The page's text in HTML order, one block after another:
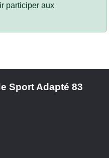
participer aux
Sport Adapté 83